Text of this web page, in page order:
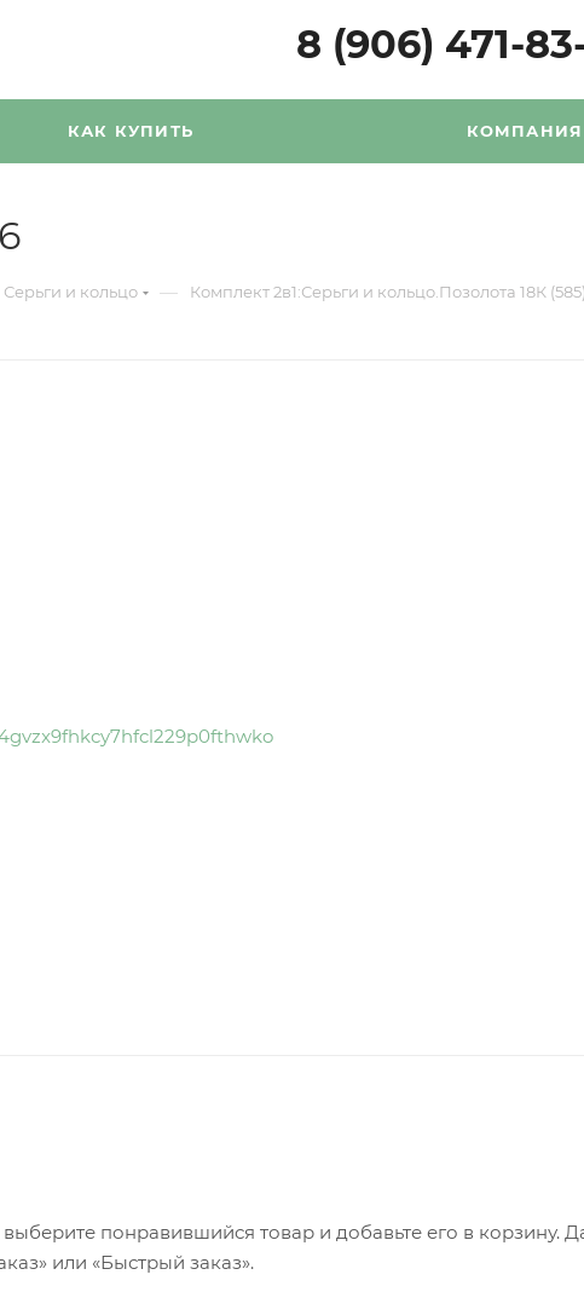
8 (906) 471-
КАК КУПИТЬ КОМПАНИЯ
Серьги и кольцо — Комплект 2в1:Серьги и кольцо.Позолота 18К (585)
понравившийся товар и добавьте его в корзину.
или «Быстрый заказ».